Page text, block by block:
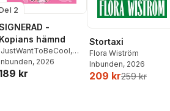
2
-
Kopians hämnd
IJustWantToBeCool,
Joel Adolphson
Beer
Inbunden, 2026
kr
Stortaxi
Flora Wiström
Inbunden, 2026
209 kr259 kr